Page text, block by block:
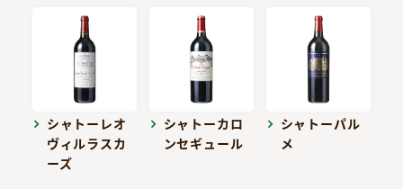
シャトーレオ
ヴィルラスカ
ーズ
シャトーカロ
ンセギュール
シャトーパル
メ